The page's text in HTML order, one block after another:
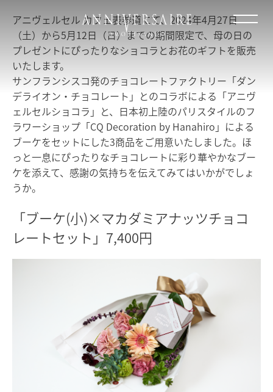
アニヴェルセル カフェ表参道にて、2024年4月27日
（土）から5月12日（日）までの期間限定で、母の日の
プレゼントにぴったりなショコラとお花のギフトを販売
いたします。
サンフランシスコ発のチョコレートファクトリー「ダン
デライオン・チョコレート」とのコラボによる「アニヴ
ェルセルショコラ」と、日本初上陸のパリスタイルのフ
ラワーショップ「CQ Decoration by Hanahiro」による
ブーケをセットにした3商品をご用意いたしました。ほ
っと一息にぴったりなチョコレートに彩り華やかなブー
ケを添えて、感謝の気持ちを伝えてみてはいかがでしょ
うか。
「ブーケ(小)×マカダミアナッツチョコ
レートセット」7,400円